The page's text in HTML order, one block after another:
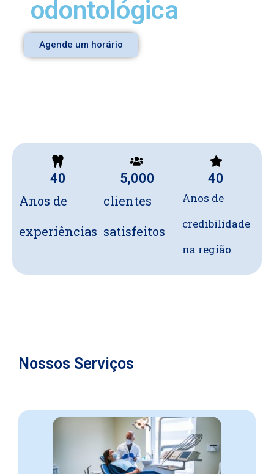
odontológica
Agende um horário
i
d
Anos de
experiências
40
clientes
satisfeitos
5,000
Anos de
credibilidade
na região
40
Nossos Serviços